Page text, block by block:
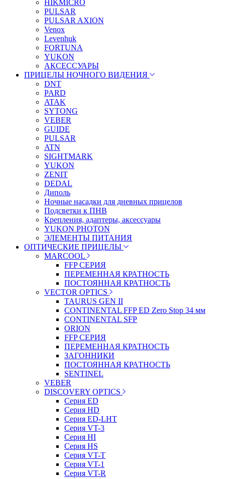
HIKMICRO
PULSAR
PULSAR AXION
Venox
Levenhuk
FORTUNA
YUKON
АКСЕССУАРЫ
ПРИЦЕЛЫ НОЧНОГО ВИДЕНИЯ
DNT
PARD
ATAK
SYTONG
VEBER
GUIDE
PULSAR
ATN
SIGHTMARK
YUKON
ZENIT
DEDAL
Диполь
Ночные насадки для дневных прицелов
Подсветки к ПНВ
Крепления, адаптеры, аксессуары
YUKON PHOTON
ЭЛЕМЕНТЫ ПИТАНИЯ
ОПТИЧЕСКИЕ ПРИЦЕЛЫ
MARCOOL
FFP СЕРИЯ
ПЕРЕМЕННАЯ КРАТНОСТЬ
ПОСТОЯННАЯ КРАТНОСТЬ
VECTOR OPTICS
TAURUS GEN II
CONTINENTAL FFP ED Zero Stop 34 мм
CONTINENTAL SFP
ORION
FFP СЕРИЯ
ПЕРЕМЕННАЯ КРАТНОСТЬ
ЗАГОННИКИ
ПОСТОЯННАЯ КРАТНОСТЬ
SENTINEL
VEBER
DISCOVERY OPTICS
Серия ED
Серия HD
Серия ED-LHT
Серия VT-3
Серия HI
Серия HS
Серия VT-T
Серия VT-1
Серия VT-R